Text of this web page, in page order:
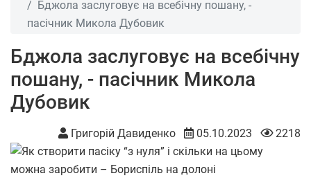
Бджола заслуговує на всебічну пошану, -
пасічник Микола Дубовик
Бджола заслуговує на всебічну
пошану, - пасічник Микола
Дубовик
Григорій Давиденко 05.10.2023 2218